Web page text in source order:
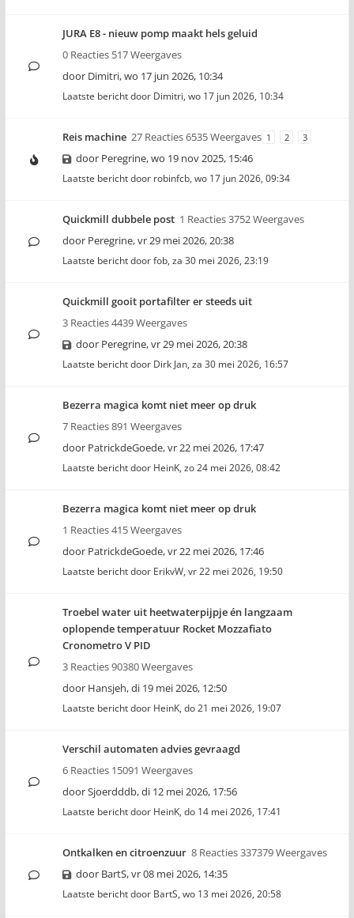
JURA E8 - nieuw pomp maakt hels geluid
0 Reacties 517 Weergaves
door Dimitri,wo 17 jun 2026, 10:34
Laatste bericht door Dimitri, wo 17 jun 2026, 10:34
Reis machine 27 Reacties 6535 Weergaves 1 2 3
door Peregrine,wo 19 nov 2025, 15:46
Laatste bericht door robinfcb, wo 17 jun 2026, 09:34
Quickmill dubbele post 1 Reacties 3752 Weergaves
door Peregrine,vr 29 mei 2026, 20:38
Laatste bericht doorfob, za 30 mei 2026, 23:19
Quickmill gooit portafilter er steeds uit
3 Reacties 4439 Weergaves
door Peregrine,vr 29 mei 2026, 20:38
Laatste bericht door Dirk Jan, za 30 mei 2026, 16:57
Bezerra magica komt niet meer op druk
7 Reacties 891 Weergaves
door PatrickdeGoede,vr 22 mei 2026, 17:47
Laatste bericht door HeinK, zo 24 mei 2026, 08:42
Bezerra magica komt niet meer op druk
1 Reacties 415 Weergaves
door PatrickdeGoede,vr 22 mei 2026, 17:46
Laatste bericht door ErikvW, vr 22 mei 2026, 19:50
Troebel water uit heetwaterpijpje én langzaam
oplopende temperatuur Rocket Mozzafiato
Cronometro V PID
3 Reacties 90380 Weergaves
door Hansjeh,di 19 mei 2026, 12:50
Laatste bericht door HeinK, do 21 mei 2026, 19:07
Verschil automaten advies gevraagd
6 Reacties 15091 Weergaves
doorSjoerdddb,di 12 mei 2026, 17:56
Laatste bericht door HeinK, do 14 mei 2026, 17:41
Ontkalken en citroenzuur 8 Reacties 337379 Weergaves
door BartS,vr 08 mei 2026, 14:35
Laatste bericht door BartS, wo 13 mei 2026, 20:58